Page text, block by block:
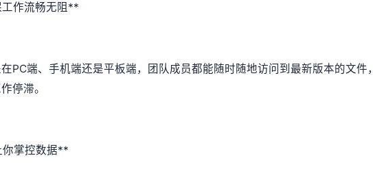
作流畅无阻**
PC端、手机端还是平板端，团队成员都能随时随地访问到最新版本的文件，
停滞。
掌控数据**